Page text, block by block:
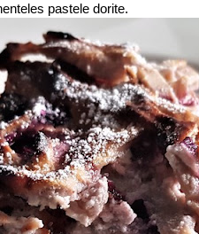
pastele dorite.